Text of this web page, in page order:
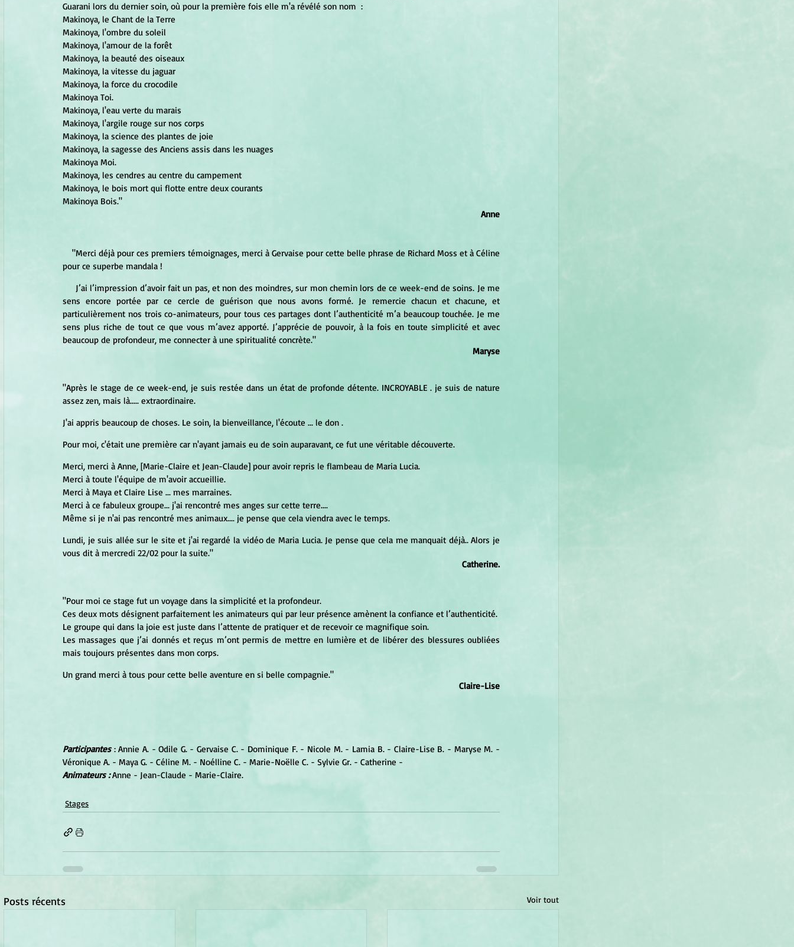
Guarani lors du dernier soin, où pour la première fois elle m'a révélé son nom  :
Makinoya, le Chant de la Terre
Makinoya, l'ombre du soleil
Makinoya, l'amour de la forêt
Makinoya, la beauté des oiseaux
Makinoya, la vitesse du jaguar
Makinoya, la force du crocodile
Makinoya Toi.
Makinoya, l'eau verte du marais
Makinoya, l'argile rouge sur nos corps
Makinoya, la science des plantes de joie
Makinoya, la sagesse des Anciens assis dans les nuages
Makinoya Moi.
Makinoya, les cendres au centre du campement
Makinoya, le bois mort qui flotte entre deux courants
Makinoya Bois."
Anne
pour ce superbe mandala !
sens encore portée par ce cercle de guérison que nous avons formé. Je remercie chacun et chacune, et
particulièrement nos trois co-animateurs, pour tous ces partages dont l’authenticité m’a beaucoup touchée. Je me
sens plus riche de tout ce que vous m’avez apporté. J’apprécie de pouvoir, à la fois en toute simplicité et avec
beaucoup de profondeur, me connecter à une spiritualité concrète."
Maryse
"Après le stage de ce week-end, je suis restée dans un état de profonde détente. INCROYABLE . je suis de nature
assez zen, mais là..... extraordinaire.
J'ai appris beaucoup de choses. Le soin, la bienveillance, l'écoute ... le don .
Pour moi, c'était une première car n'ayant jamais eu de soin auparavant, ce fut une véritable découverte.
Merci, merci à Anne, [Marie-Claire et Jean-Claude] pour avoir repris le flambeau de Maria Lucia.
Merci à toute l'équipe de m'avoir accueillie.
Merci à Maya et Claire Lise ... mes marraines.
Merci à ce fabuleux groupe... j'ai rencontré mes anges sur cette terre....
Même si je n'ai pas rencontré mes animaux.... je pense que cela viendra avec le temps.
Lundi, je suis allée sur le site et j'ai regardé la vidéo de Maria Lucia. Je pense que cela me manquait déjà.. Alors je
vous dit à mercredi 22/02 pour la suite."
Catherine.
"Pour moi ce stage fut un voyage dans la simplicité et la profondeur.
Ces deux mots désignent parfaitement les animateurs qui par leur présence amènent la confiance et l’authenticité.
Le groupe qui dans la joie est juste dans l’attente de pratiquer et de recevoir ce magnifique soin.
Les massages que j’ai donnés et reçus m’ont permis de mettre en lumière et de libérer des blessures oubliées
mais toujours présentes dans mon corps.
Un grand merci à tous pour cette belle aventure en si belle compagnie."
Claire-Lise
Participantes : Annie A. - Odile G. - Gervaise C. - Dominique F. - Nicole M. - Lamia B. - Claire-Lise B. - Maryse M. -
Véronique A. - Maya G. - Céline M. - Noélline C. - Marie-Noëlle C. - Sylvie Gr. - Catherine -
Animateurs : Anne - Jean-Claude - Marie-Claire.
Stages
Posts récents Voir tout